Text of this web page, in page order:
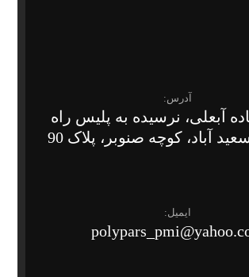
آدرس:
آبعلی، نرسیده به پلیس راه
آباد، کوچه صنوبر، پلاک 90
ایمیل: